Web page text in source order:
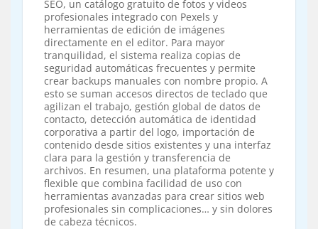
SEO, un catálogo gratuito de fotos y videos
profesionales integrado con Pexels y
herramientas de edición de imágenes
directamente en el editor. Para mayor
tranquilidad, el sistema realiza copias de
seguridad automáticas frecuentes y permite
crear backups manuales con nombre propio. A
esto se suman accesos directos de teclado que
agilizan el trabajo, gestión global de datos de
contacto, detección automática de identidad
corporativa a partir del logo, importación de
contenido desde sitios existentes y una interfaz
clara para la gestión y transferencia de
archivos. En resumen, una plataforma potente y
flexible que combina facilidad de uso con
herramientas avanzadas para crear sitios web
profesionales sin complicaciones… y sin dolores
de cabeza técnicos.